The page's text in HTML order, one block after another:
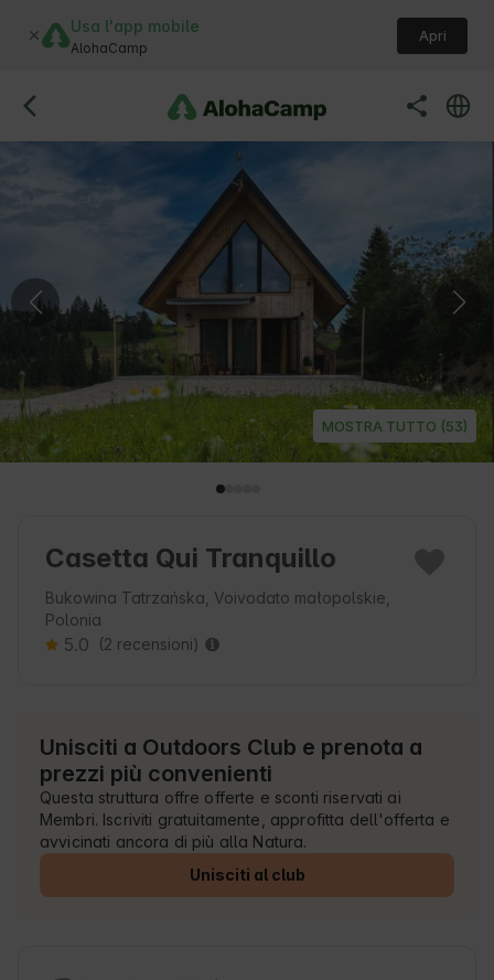
Usa l'app mobile
AlohaCamp
Apri
MOSTRA TUTTO (53)
Casetta Qui Tranquillo
Bukowina Tatrzańska, Voivodato małopolskie,
Polonia
5.0 (2 recensioni)
Unisciti a Outdoors Club e prenota a
prezzi più convenienti
Questa struttura offre offerte e sconti riservati ai
Membri. Iscriviti gratuitamente, approfitta dell'offerta e
avvicinati ancora di più alla Natura.
Unisciti al club